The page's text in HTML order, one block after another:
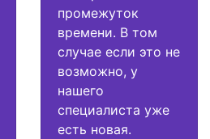
промежуток
времени. В том
случае если это не
возможно, у
нашего
специалиста уже
есть новая.